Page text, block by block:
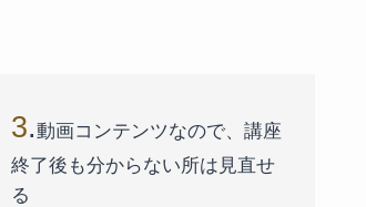
3.動画コンテンツなので、講座
終了後も分からない所は見直せ
る